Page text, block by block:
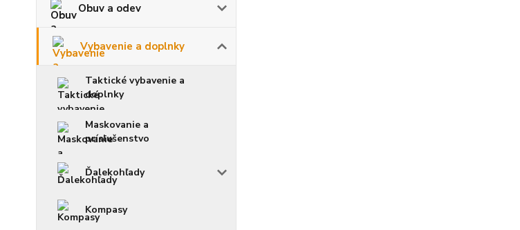
Obuv a odev
Vybavenie a doplnky
Taktické vybavenie a
doplnky
Maskovanie a
príslušenstvo
Ďalekohľady
Kompasy